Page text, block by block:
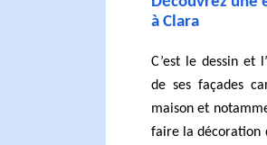
à Clara
C’est le dessin et
de ses façades
maison et
faire la décoration